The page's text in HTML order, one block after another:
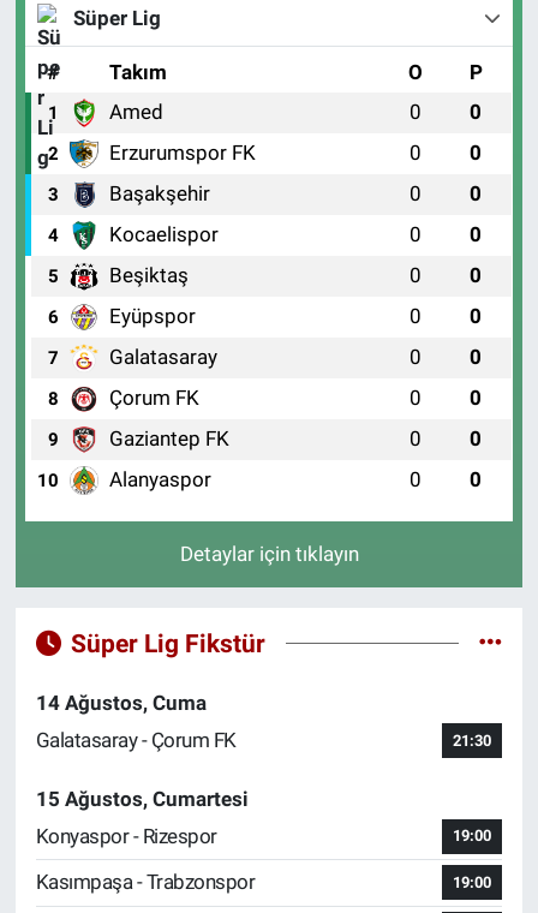
Süper Lig
# Takım O P
1 Amed 0 0
2 Erzurumspor FK 0 0
3 Başakşehir 0 0
4 Kocaelispor 0 0
5 Beşiktaş 0 0
6 Eyüpspor 0 0
7 Galatasaray 0 0
8 Çorum FK 0 0
9 Gaziantep FK 0 0
10 Alanyaspor 0 0
Detaylar için tıklayın
Süper Lig Fikstür
14 Ağustos, Cuma
Galatasaray - Çorum FK
21:30
15 Ağustos, Cumartesi
Konyaspor - Rizespor
19:00
Kasımpaşa - Trabzonspor 19:00